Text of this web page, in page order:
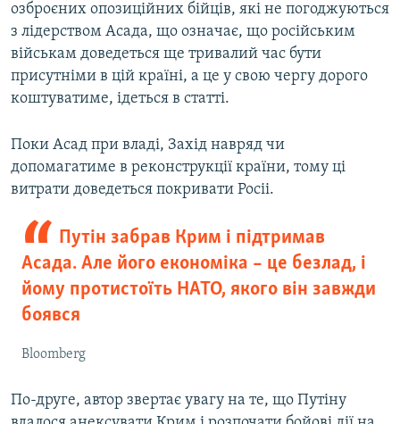
озброєних опозиційних бійців, які не погоджуються
з лідерством Асада, що означає, що російським
військам доведеться ще тривалий час бути
присутніми в цій країні, а це у свою чергу дорого
коштуватиме, ідеться в статті.
Поки Асад при владі, Захід навряд чи
допомагатиме в реконструкції країни, тому ці
витрати доведеться покривати Росіі.
Путін забрав Крим і підтримав
Асада. Але його економіка – це безлад, і
йому протистоїть НАТО, якого він завжди
боявся
Bloomberg
По-друге, автор звертає увагу на те, що Путіну